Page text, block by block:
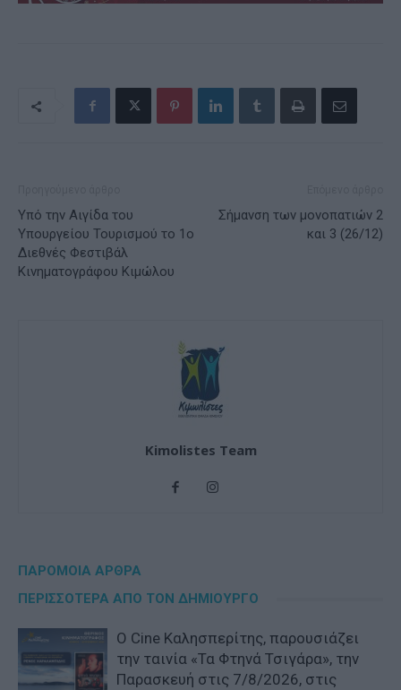
Υπό την Αιγίδα του
Υπουργείου Τουρισμού το 1ο
Διεθνές Φεστιβάλ
Κινηματογράφου Κιμώλου
Σήμανση των μονοπατιών 2
και 3 (26/12)
Kimolistes Team
ΠΑΡΟΜΟΙΑ ΑΡΘΡΑ
ΠΕΡΙΣΣΟΤΕΡΑ ΑΠΟ ΤΟΝ ΔΗΜΙΟΥΡΓΟ
Ο Cine Καλησπερίτης, παρουσιάζει
την ταινία «Τα Φτηνά Τσιγάρα», την
Παρασκευή στις 7/8/2026, στις